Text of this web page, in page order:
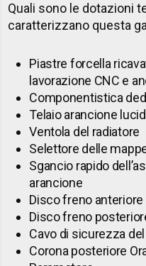
Quali sono le dotazioni
caratterizzano questa
Piastre forcella
lavorazione CNC e
Componentistica
Telaio arancione
Ventola del radiatore
Selettore delle
Sgancio rapido
arancione
Disco freno
Disco freno
Cavo di sicurezza
Corona posteriore